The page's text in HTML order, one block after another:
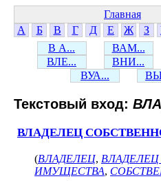
Главная
А
Б В Г Д Е Ж З
В А...
ВАМ...
ВЛЕ...
ВНИ...
ВУА...
Текстовый вход:
ВЛАДЕЛЕЦ
(ВЛАДЕЛЕЦ,
ИМУЩЕСТВА,